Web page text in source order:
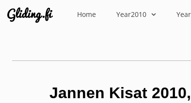
Home Year2010
Jannen Kisat